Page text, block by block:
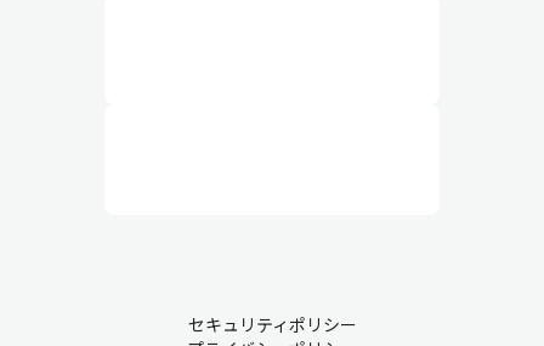
セキュリティポリシー